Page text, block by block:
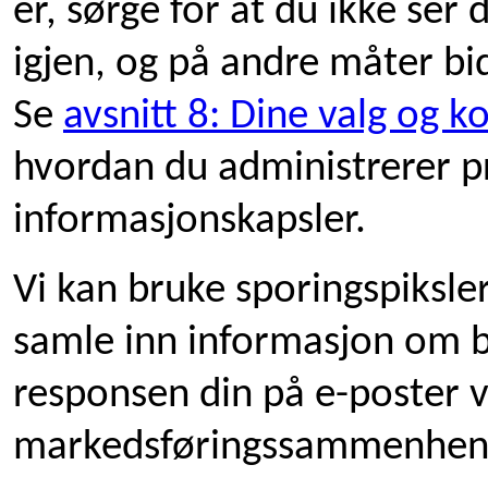
er, sørge for at du ikke ser
igjen, og på andre måter
Se avsnitt 8: Dine valg og
hvordan du administrerer
informasjonskapsler.
Vi kan bruke
samle inn informasjon om
responsen din på e-poster